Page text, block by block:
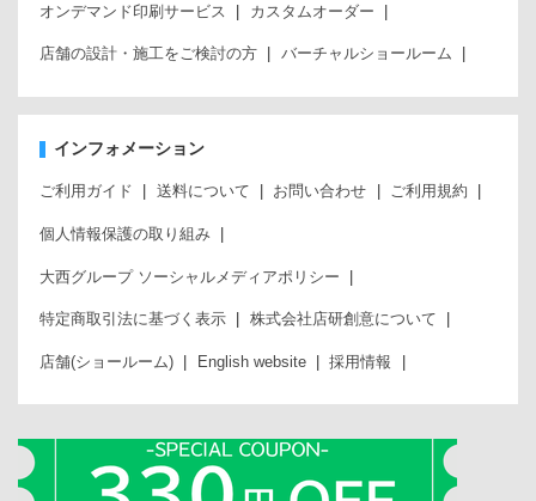
オンデマンド印刷サービス カスタムオーダー
店舗の設計・施工をご検討の方 バーチャルショールーム
インフォメーション
ご利用ガイド 送料について お問い合わせ ご利用規約
個人情報保護の取り組み
大西グループ ソーシャルメディアポリシー
特定商取引法に基づく表示 株式会社店研創意について
店舗(ショールーム) English website 採用情報